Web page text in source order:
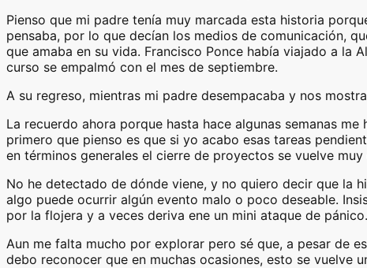
Pienso que mi padre tenía muy marcada esta historia
pensaba, por lo que decían los medios de comunicación,
que amaba en su vida. Francisco Ponce había viajado a la
curso se empalmó con el mes de septiembre.
A su regreso, mientras mi padre desempacaba y nos
La recuerdo ahora porque hasta hace algunas semanas
primero que pienso es que si yo acabo esas tareas
en términos generales el cierre de proyectos se vuelve
No he detectado de dónde viene, y no quiero decir que la
algo puede ocurrir algún evento malo o poco deseable.
por la flojera y a veces deriva ene un mini ataque de pánico.
Aun me falta mucho por explorar pero sé que, a pesar de
debo reconocer que en muchas ocasiones, esto se vuelve